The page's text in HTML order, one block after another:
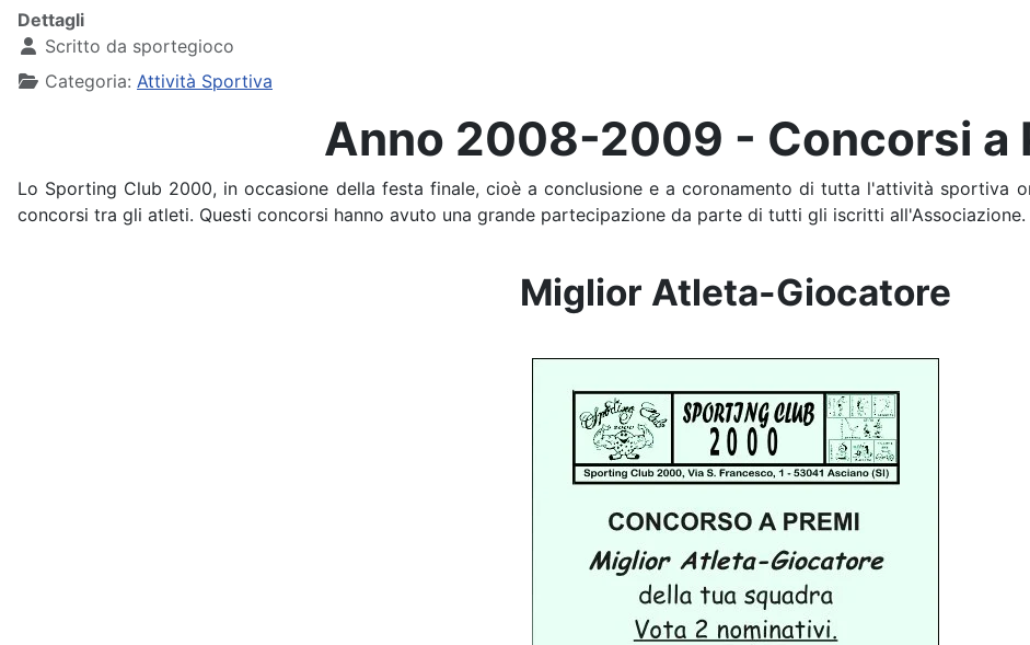
Dettagli
Scritto da sportegioco
Categoria: Attività Sportiva
Anno 2008-2009 - Concorsi a
Lo Sporting Club 2000, in occasione della festa finale, cioè a conclusione e a coronamento di tutta l'attività sportiva
concorsi tra gli atleti. Questi concorsi hanno avuto una grande partecipazione da parte di tutti gli iscritti all'Associazione.
Miglior Atleta-Giocatore